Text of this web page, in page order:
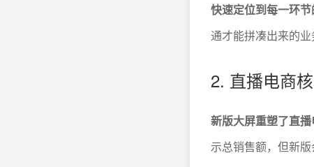
快速定位到每一环节
通才能拼凑出来的
2. 直播电商
新版大屏重塑了直播
示总销售额，但新版